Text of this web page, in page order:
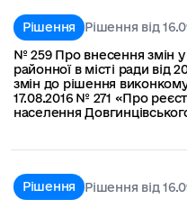
Рішення
Рішення від
№ 259 Про внесення змін
районної в місті ради від
змін до рішення
17.08.2016 № 271 «Про
населення
Рішення
Рішення від